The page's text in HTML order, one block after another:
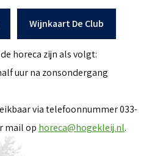
Wijnkaart De Club
horeca zijn als volgt:
uur na zonsondergang
via telefoonnummer 033-
mail op horeca@hogekleij.nl.